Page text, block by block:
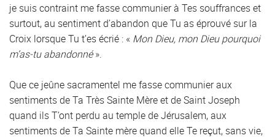
je suis contraint me fasse communier à Tes souffrances et
surtout, au sentiment d’abandon que Tu as éprouvé sur la
Croix lorsque Tu t’es écrié : « Mon Dieu, mon Dieu pourquoi
m’as-tu abandonné».
Que ce jeûne sacramentel me fasse communier aux
sentiments de Ta Très Sainte Mère et de Saint Joseph
quand ils T’ont perdu au temple de Jérusalem, aux
sentiments de Ta Sainte mère quand elle Te reçut, sans vie,